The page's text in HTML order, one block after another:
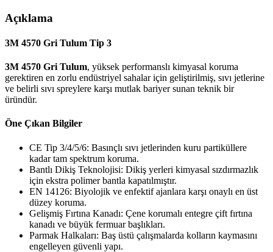
Açıklama
3M 4570 Gri Tulum Tip 3
3M 4570 Gri Tulum, yüksek performanslı kimyasal koruma
gerektiren en zorlu endüstriyel sahalar için geliştirilmiş, sıvı jetlerine
ve belirli sıvı spreylere karşı mutlak bariyer sunan teknik bir
üründür.
Öne Çıkan Bilgiler
CE Tip 3/4/5/6: Basınçlı sıvı jetlerinden kuru partiküllere
kadar tam spektrum koruma.
Bantlı Dikiş Teknolojisi: Dikiş yerleri kimyasal sızdırmazlık
için ekstra polimer bantla kapatılmıştır.
EN 14126: Biyolojik ve enfektif ajanlara karşı onaylı en üst
düzey koruma.
Gelişmiş Fırtına Kanadı: Çene korumalı entegre çift fırtına
kanadı ve büyük fermuar başlıkları.
Parmak Halkaları: Baş üstü çalışmalarda kolların kaymasını
engelleyen güvenli yapı.